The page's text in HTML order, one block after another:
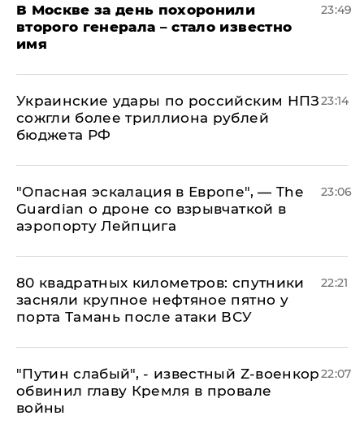
В Москве за день похоронили
второго генерала – стало известно
имя
23:49
Украинские удары по российским НПЗ
сожгли более триллиона рублей
бюджета РФ
23:14
"Опасная эскалация в Европе", — The
Guardian о дроне со взрывчаткой в
аэропорту Лейпцига
23:06
80 квадратных километров: спутники
засняли крупное нефтяное пятно у
порта Тамань после атаки ВСУ
22:21
​"Путин слабый", - известный Z-военкор
обвинил главу Кремля в провале
войны
22:07